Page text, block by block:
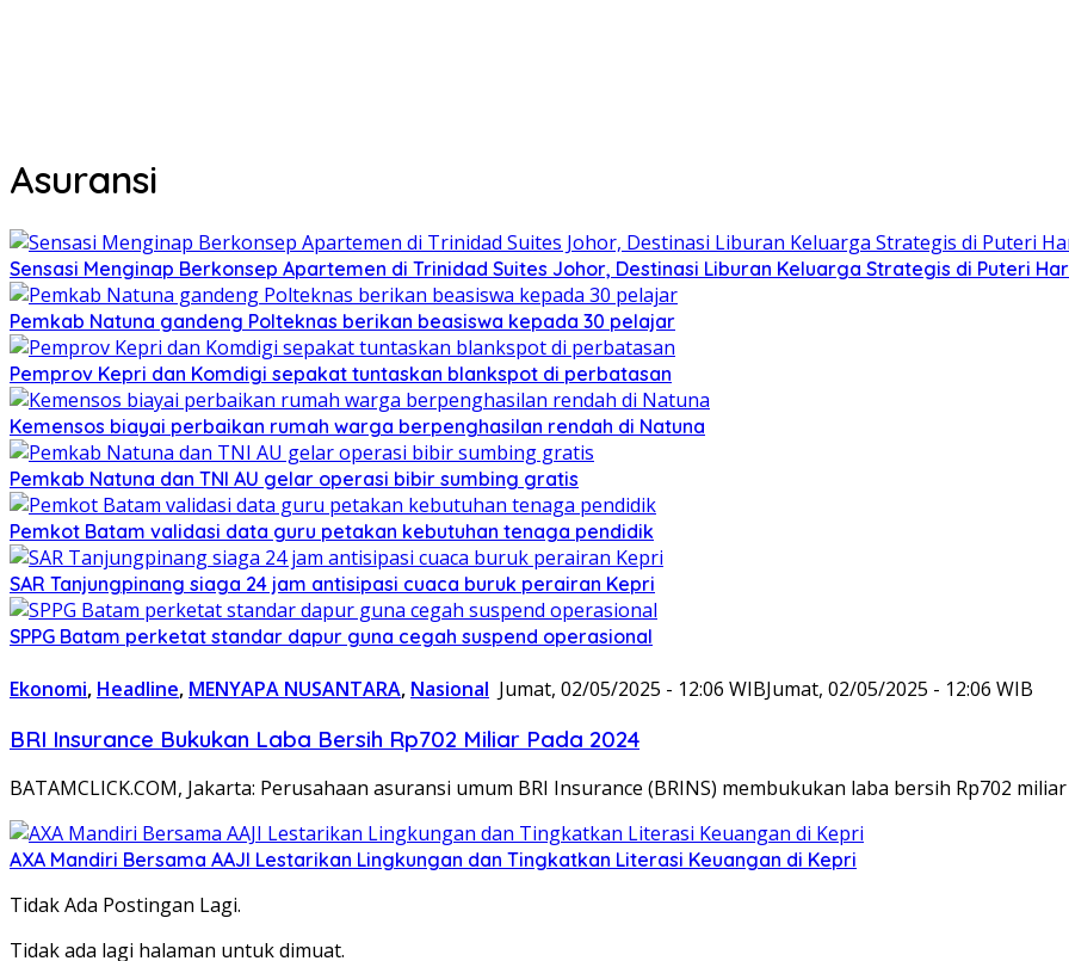
Asuransi
Sensasi Menginap Berkonsep Apartemen di Trinidad Suites Johor, Destinasi Liburan Keluarga Strategis di Puteri
Pemkab Natuna gandeng Polteknas berikan beasiswa kepada 30 pelajar
Pemprov Kepri dan Komdigi sepakat tuntaskan blankspot di perbatasan
Kemensos biayai perbaikan rumah warga berpenghasilan rendah di Natuna
Pemkab Natuna dan TNI AU gelar operasi bibir sumbing gratis
Pemkot Batam validasi data guru petakan kebutuhan tenaga pendidik
SAR Tanjungpinang siaga 24 jam antisipasi cuaca buruk perairan Kepri
SPPG Batam perketat standar dapur guna cegah suspend operasional
Ekonomi, Headline, MENYAPA NUSANTARA, Nasional Jumat, 02/05/2025 - 12:06 WIBJumat, 02/05/2025 - 12:06 WIB
BRI Insurance Bukukan Laba Bersih Rp702 Miliar Pada 2024
BATAMCLICK.COM, Jakarta: Perusahaan asuransi umum BRI Insurance (BRINS) membukukan laba bersih Rp702
AXA Mandiri Bersama AAJI Lestarikan Lingkungan dan Tingkatkan Literasi Keuangan di Kepri
Tidak Ada Postingan Lagi.
Tidak ada lagi halaman untuk dimuat.